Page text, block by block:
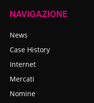
NAVIGAZIONE
News
Case History
Internet
Mercati
Nomine